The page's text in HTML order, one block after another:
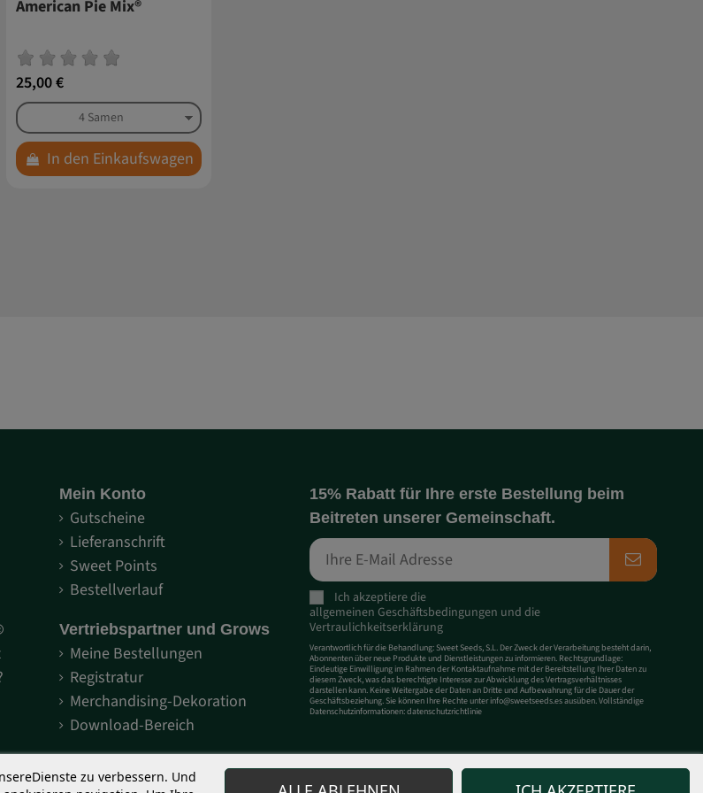
American Pie Mix®
25,00 €
In den Einkaufswagen
Mein Konto
Gutscheine
Lieferanschrift
Sweet Points
Bestellverlauf
Vertriebspartner und Grows
Meine Bestellungen
Registratur
Merchandising-Dekoration
Download-Bereich
zu verbessern. Und
15% Rabatt für Ihre erste Bestellung beim
Beitreten unserer Gemeinschaft.
Ich akzeptiere die
allgemeinenGeschäftsbedingungen unddie
Vertraulichkeitserklärung
Verantwortlich für die Behandlung: Sweet Seeds, S.L. Der Zweck der Verarbeitung besteht darin,
Abonnenten über neue Produkte und Dienstleistungen zu informieren. Rechtsgrundlage:
Eindeutige Einwilligung im Rahmen der Kontaktaufnahme mit der Bereitstellung Ihrer Daten zu
diesem Zweck, was das berechtigte Interesse zur Abwicklung des Vertragsverhältnisses
darstellen kann. Keine Weitergabe der Daten an Dritte und Aufbewahrung für die Dauer der
Geschäftsbeziehung. Sie können Ihre Rechte unterinfo@sweetseeds.esausüben. Vollständige
Datenschutzinformationen:datenschutzrichtlinie